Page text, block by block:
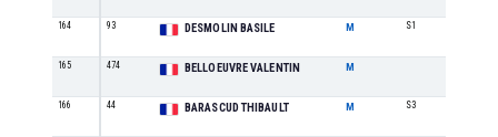
164 93 DESMOLIN BASILE M S1
165 474 BELLOEUVRE VALENTIN M
166 44 BARASCUD THIBAULT M S3